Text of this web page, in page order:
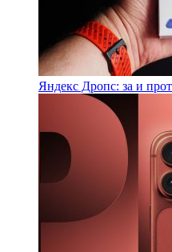
Яндекс Дропс: за и